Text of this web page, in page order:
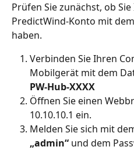
Prüfen Sie zunächst, ob
PredictWind-Konto mit
haben.
Verbinden Sie Ihren
Mobilgerät mit dem
PW-Hub-XXXX
Öffnen Sie einen
10.10.10.1 ein.
Melden Sie sich mit
„admin“ und dem